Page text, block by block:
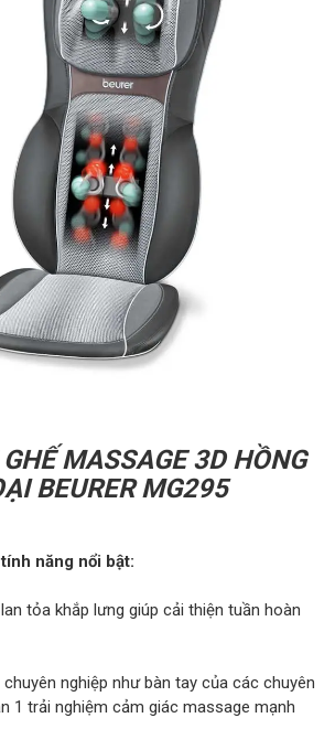
MASSAGE 3D HỒNG
BEURER MG295
năng nổi bật:
tỏa khắp lưng giúp cải thiện tuần hoàn
nghiệp như bàn tay của các chuyên
1 trải nghiệm cảm giác massage mạnh